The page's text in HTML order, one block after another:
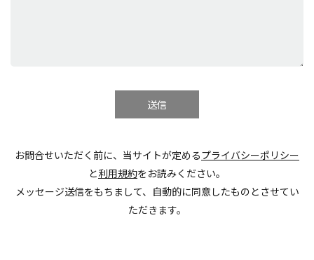
お問合せいただく前に、当サイトが定めるプライバシーポリシー
と利用規約をお読みください。
メッセージ送信をもちまして、自動的に同意したものとさせてい
ただきます。